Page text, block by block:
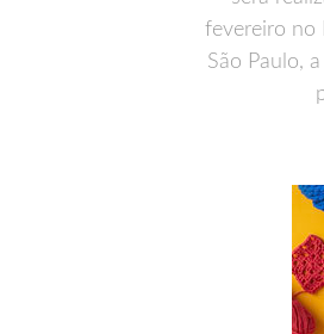
fevereiro no
São Paulo,